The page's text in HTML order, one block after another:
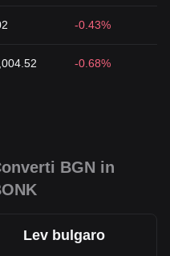
-0.43%
-0.68%
BGN in
Lev bulgaro